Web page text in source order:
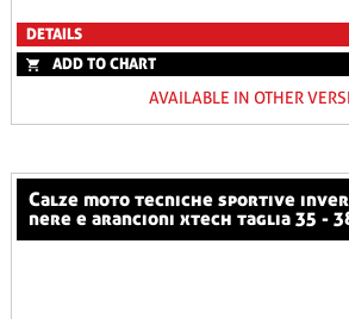
DETAILS
ADD TO CHART
AVAILABLE IN OTHER
calze moto tecniche sportive invernali compression
nere e arancioni xtech taglia 35 -